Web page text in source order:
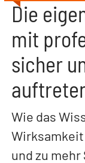
Die
mit
sicher
Wie das
und zu